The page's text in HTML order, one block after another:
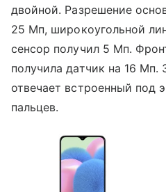
двойной. Разрешение
25 Мп, широкоугольной
сенсор получил 5 Мп.
получила датчик на 16 Мп.
отвечает встроенный под
пальцев.